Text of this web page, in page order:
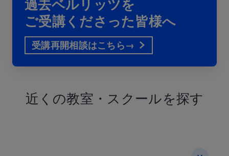
過去ベルリッツを
ご受講くださった皆様へ
受講再開相談はこちら→
近くの教室・ スクールを探す